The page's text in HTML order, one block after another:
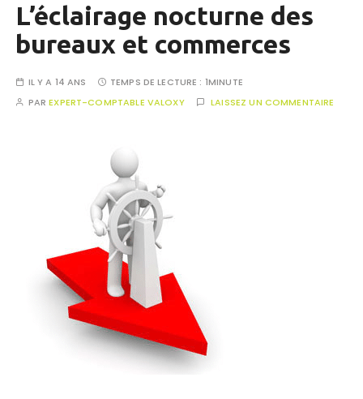
L’éclairage nocturne des
bureaux et commerces
IL Y A 14 ANS TEMPS DE LECTURE : 1MINUTE
PAREXPERT-COMPTABLE VALOXY LAISSEZ UN COMMENTAIRE